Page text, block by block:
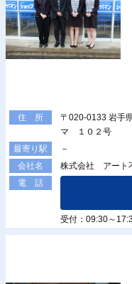
住 所
〒020-0133 岩手
マ １０２号
最寄り駅
－
会社名
株式会社 アート
電 話
受付：09:30～